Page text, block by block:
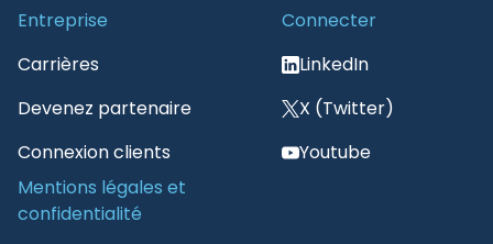
Entreprise
Carrières
Devenez partenaire
Connexion clients
Connecter
LinkedIn
X (Twitter)
Youtube
Mentions légales et
confidentialité